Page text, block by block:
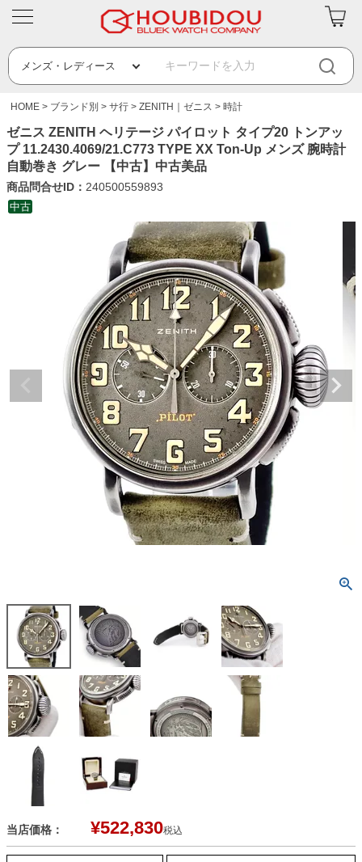
HOME ブランド別 サ行 ZENITH｜ゼニス 時計
ゼニス ZENITH ヘリテージ パイロット タイプ20 トンアッ
プ 11.2430.4069/21.C773 TYPE XX Ton-Up メンズ 腕時計
自動巻き グレー 【中古】中古美品
商品問合せID： 240500559893
中古
当店価格： ¥522,830税込